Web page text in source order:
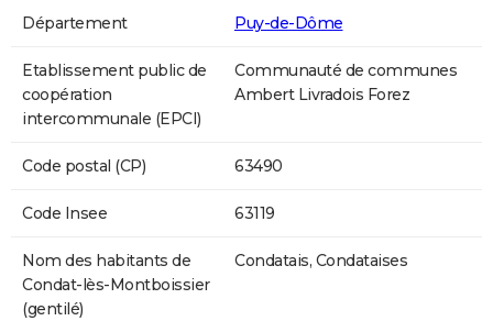
Département Puy-de-Dôme
Etablissement public de
coopération
intercommunale (EPCI)
Communauté de communes
Ambert Livradois Forez
Code postal (CP) 63490
Code Insee 63119
Nom des habitants de
Condat-lès-Montboissier
(gentilé)
Condatais, Condataises